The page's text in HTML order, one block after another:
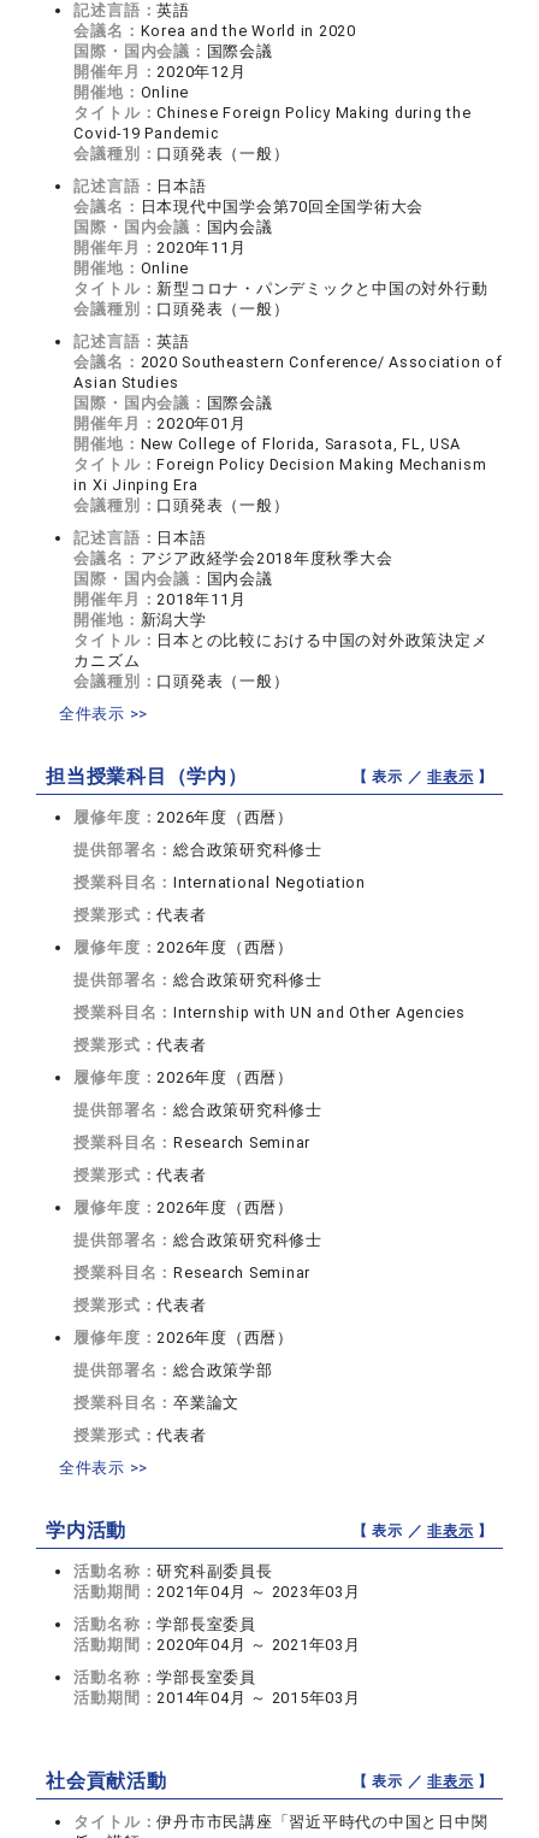
記述言語：英語
会議名： Korea and the World in 2020
国際・国内会議： 国際会議
開催年月：2020年12月
開催地： Online
タイトル：Chinese Foreign Policy Making during the
Covid-19 Pandemic
会議種別： 口頭発表（一般）
記述言語： 日本語
会議名： 日本現代中国学会第70回全国学術大会
国際・国内会議： 国内会議
開催年月：2020年11月
開催地： Online
タイトル： 新型コロナ・パンデミックと中国の対外行動
会議種別： 口頭発表（一般）
記述言語：英語
会議名： 2020 Southeastern Conference/ Association of
Asian Studies
国際・国内会議： 国際会議
開催年月：2020年01月
開催地： New College of Florida, Sarasota, FL, USA
タイトル：Foreign Policy Decision Making Mechanism
in Xi Jinping Era
会議種別： 口頭発表（一般）
記述言語： 日本語
会議名： アジア政経学会2018年度秋季大会
国際・国内会議： 国内会議
開催年月：2018年11月
開催地： 新潟大学
タイトル： 日本との比較における中国の対外政策決定メ
カニズム
会議種別： 口頭発表（一般）
全件表示 >>
担当授業科目（学内） 【 表示 ／非表示 】
履修年度：2026年度（西暦）
提供部署名：総合政策研究科修士
授業科目名：International Negotiation
授業形式：代表者
履修年度：2026年度（西暦）
提供部署名：総合政策研究科修士
授業科目名：Internship with UN and Other Agencies
授業形式：代表者
履修年度：2026年度（西暦）
提供部署名：総合政策研究科修士
授業科目名：Research Seminar
授業形式：代表者
履修年度：2026年度（西暦）
提供部署名：総合政策研究科修士
授業科目名：Research Seminar
授業形式：代表者
履修年度：2026年度（西暦）
提供部署名：総合政策学部
授業科目名：卒業論文
授業形式：代表者
全件表示 >>
学内活動 【 表示 ／非表示 】
活動名称：研究科副委員長
活動期間：2021年04月 ～ 2023年03月
活動名称：学部長室委員
活動期間：2020年04月 ～ 2021年03月
活動名称：学部長室委員
活動期間：2014年04月 ～ 2015年03月
社会貢献活動 【 表示 ／非表示 】
タイトル：伊丹市市民講座「習近平時代の中国と日中関